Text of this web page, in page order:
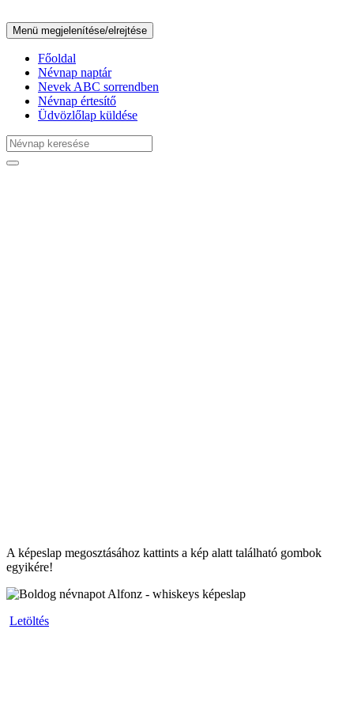
Menü megjelenítése/elrejtése
Főoldal
Névnap naptár
Nevek ABC sorrendben
Névnap értesítő
Üdvözlőlap küldése
A képeslap megosztásához kattints a kép alatt található gombok
egyikére!
Letöltés